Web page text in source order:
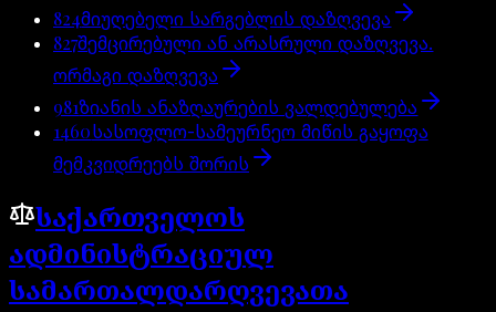
824მიუღებელი სარგებლის დაზღვევა
827შემცირებული ან არასრული დაზღვევა.
ორმაგი დაზღვევა
981ზიანის ანაზღაურების ვალდებულება
1460სასოფლო-სამეურნეო მიწის გაყოფა
მემკვიდრეებს შორის
საქართველოს
ადმინისტრაციულ
სამართალდარღვევათა